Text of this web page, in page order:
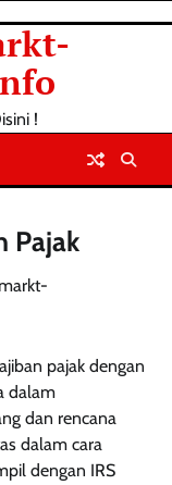
!
Pajak
pajak dengan
dalam
dan rencana
dalam cara
dengan IRS